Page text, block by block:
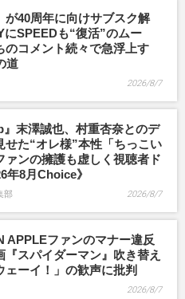
が40周年に向けサブスク解
にSPEEDも“復活”のムー
のコメント続々で急浮上す
道
2026/8/7
』末澤誠也、村重杏奈とのデ
せた“オレ様”本性「ちっこい
ァンの擁護も虚しく視聴者ド
年8月Choice》
部 2026/8/7
APPLEファンのマナー違反
『スパイダーマン』吹き替え
ェーイ！」の歓声に批判
2026/8/7